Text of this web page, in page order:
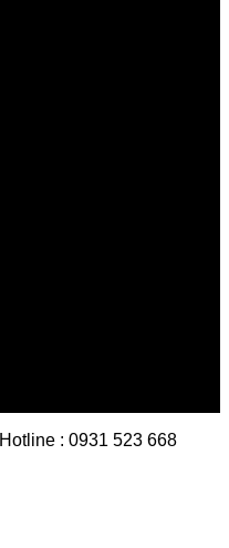
Hotline : 0931 523 668